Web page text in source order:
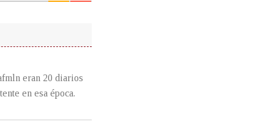
eran 20 diarios
en esa época.